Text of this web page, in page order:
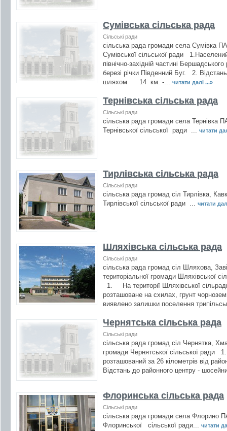
Сумівська сільська рада
Сільські ради
сільська рада громади села Сумівка
Сумівської сільської ради
північно-західній частині
березі річки Південний Буг. 2.
шляхом 14 км. -... читати далі ...»
Тернівська сільська рада
Сільські ради
сільська рада громади села Тернівка
Тернівської сільської ради ... читати
Тирлівська сільська рада
Сільські ради
сільська рада громад сіл Тирлівка,
Тирлівської сільської ради ... читати
Шляхівська сільська рада
Сільські ради
сільська рада громад сіл Шляхова,
територіальної громади Шляхівської
1. На території Шляхівської
розташоване на схилах, грунт
виявлено залишки поселення
Чернятська сільська рада
Сільські ради
сільська рада громад сіл Чернятка,
громади Чернятської сільської ради
розташований за 26 кілометрів від
Відстань до районного центру -
Флоринська сільська рада
Сільські ради
сільська рада громади села Флорино
Флоринської сільської ради... читати